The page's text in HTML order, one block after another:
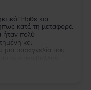
Ήρθε και
κατά τη μεταφορά
ήταν πολύ
και
μια παραγγελία που